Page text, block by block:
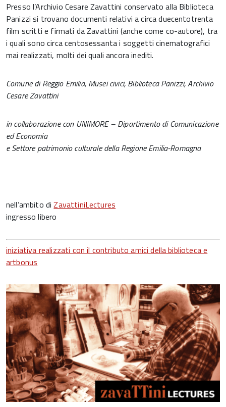
Presso l’Archivio Cesare Zavattini conservato alla Biblioteca
Panizzi si trovano documenti relativi a circa duecentotrenta
film scritti e firmati da Zavattini (anche come co-autore), tra
i quali sono circa centosessanta i soggetti cinematografici
mai realizzati, molti dei quali ancora inediti.
Comune di Reggio Emilia, Musei civici, Biblioteca Panizzi, Archivio
Cesare Zavattini
in collaborazione con UNIMORE – Dipartimento di Comunicazione
ed Economia
e Settore patrimonio culturale della Regione Emilia-Romagna
nell’ambito diZavattiniLectures
ingresso libero
iniziativa realizzati con il contributo amici della biblioteca e
artbonus